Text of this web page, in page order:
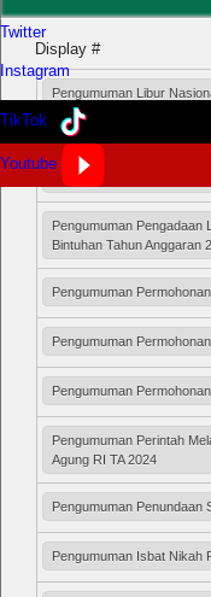
Twitter
Instagram
TikTok
Youtube
Display #
Pengumuman Libur
Bintuhan
Pengumuman Pemenang
Agama Bintuhan Tahun
Pengumuman Pengadaan
Bintuhan Tahun Anggaran
Pengumuman
Pengumuman
Pengumuman
Pengumuman Perintah
Agung RI TA 2024
Pengumuman Penundaan
Pengumuman Isbat Nikah